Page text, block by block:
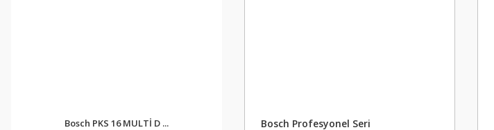
Bosch PKS 16 MULTİ D ... Bosch Profesyonel Seri